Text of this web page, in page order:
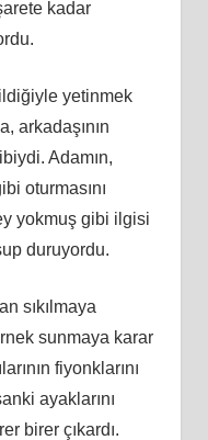
kadar
yetinmek
arkadaşının
Adamın,
oturmasını
yokmuş gibi ilgisi
duruyordu.
sıkılmaya
sunmaya karar
fiyonklarını
ayaklarını
birer çıkardı.